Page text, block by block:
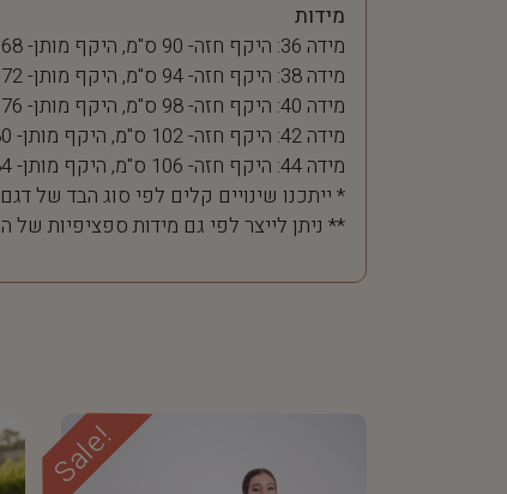
מידות
מידה 36: היקף חזה- 90 ס"מ, היקף מותן- 68 ס"מ
מידה 38: היקף חזה- 94 ס"מ, היקף מותן- 72 ס"מ
מידה 40: היקף חזה- 98 ס"מ, היקף מותן- 76 ס"מ
מידה 42: היקף חזה- 102 ס"מ, היקף מותן- 80 ס"מ
מידה 44: היקף חזה- 106 ס"מ, היקף מותן- 84 ס"מ
* ייתכנו שינויים קלים לפי סוג הבד של
** ניתן לייצר לפי גם מידות ספציפיות
Sale!